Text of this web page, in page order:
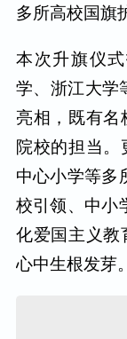
多所高校国旗
本次升旗仪
学、浙江大学
亮相，既有名
院校的担当。
中心小学等多
校引领、中小
化爱国主义教
心中生根发芽。